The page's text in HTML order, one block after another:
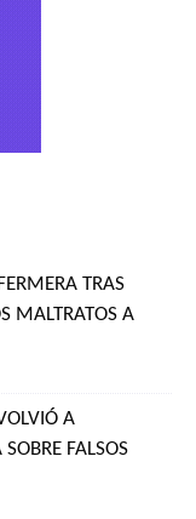
TRAS
MALTRATOS A
A
FALSOS